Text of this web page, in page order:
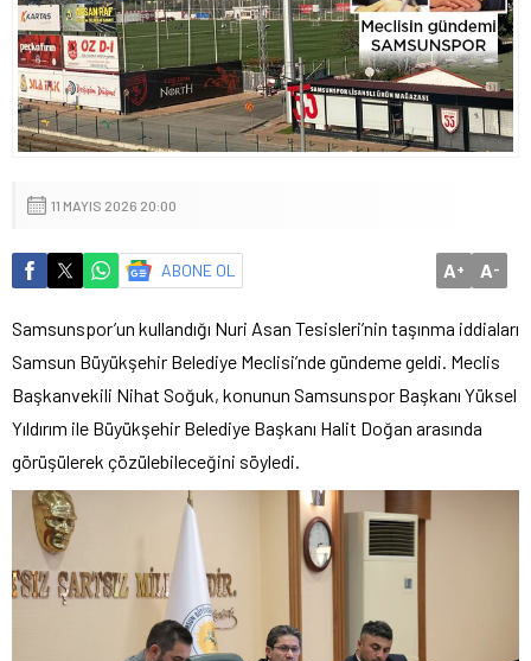
11 MAYIS 2026 20:00
ABONE OL A+ A-
Samsunspor’un kullandığı Nuri Asan Tesisleri’nin taşınma iddiaları
Samsun Büyükşehir Belediye Meclisi’nde gündeme geldi. Meclis
Başkanvekili Nihat Soğuk, konunun Samsunspor Başkanı Yüksel
Yıldırım ile Büyükşehir Belediye Başkanı Halit Doğan arasında
görüşülerek çözülebileceğini söyledi.